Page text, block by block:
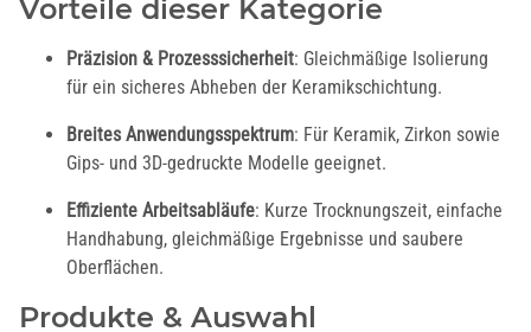
Vorteile dieser Kategorie
Präzision & Prozesssicherheit: Gleichmäßige Isolierung
für ein sicheres Abheben der Keramikschichtung.
Breites Anwendungsspektrum: Für Keramik, Zirkon sowie
Gips- und 3D-gedruckte Modelle geeignet.
Effiziente Arbeitsabläufe: Kurze Trocknungszeit, einfache
Handhabung, gleichmäßige Ergebnisse und saubere
Oberflächen.
Produkte & Auswahl